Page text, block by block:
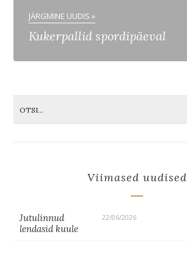
JÄRGMINE UUDIS »
Kukerpallid spordipäeval
Viimased uudised
Jutulinnud
lendasid kuule
22/06/2026